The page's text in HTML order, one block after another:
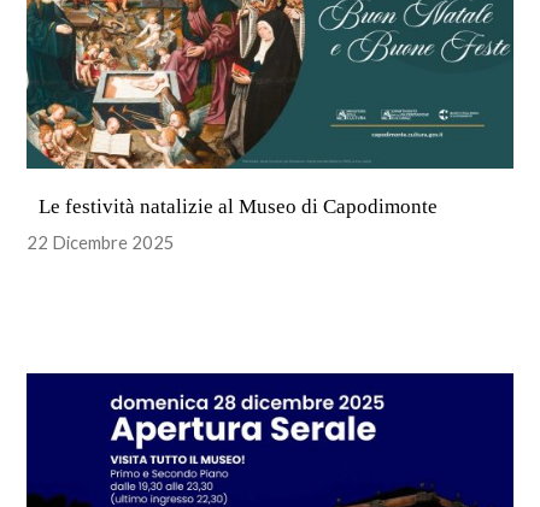
Le festività natalizie al Museo di Capodimonte
22 Dicembre 2025